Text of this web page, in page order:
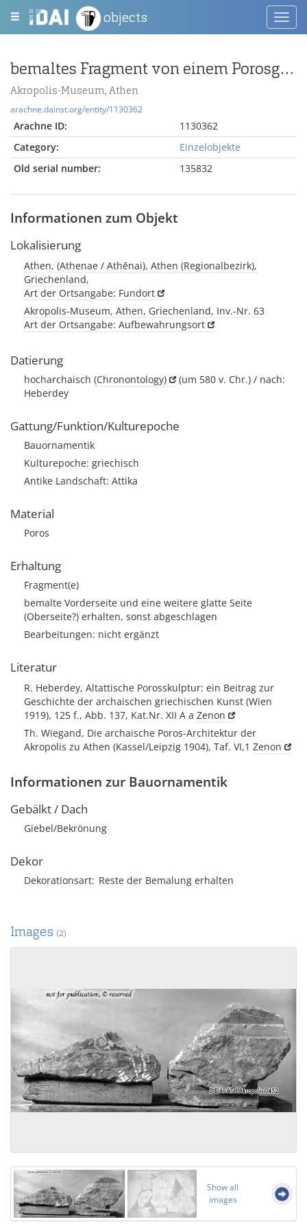
objects
bemaltes Fragment von einem Porosgiebel
Akropolis-Museum, Athen
arachne.dainst.org/entity/1130362
Arachne ID:
1130362
Category:
Einzelobjekte
Old serial number:
135832
Informationen zum Objekt
Lokalisierung
Athen, (Athenae / Athēnai), Athen (Regionalbezirk),
Griechenland,
Art der Ortsangabe: Fundort
Akropolis-Museum, Athen, Griechenland, Inv.-Nr. 63
Art der Ortsangabe: Aufbewahrungsort
Datierung
hocharchaisch (Chronontology)
(um 580 v. Chr.) / nach:
Heberdey
Gattung/Funktion/Kulturepoche
Bauornamentik
Kulturepoche: griechisch
Antike Landschaft: Attika
Material
Poros
Erhaltung
Fragment(e)
bemalte Vorderseite und eine weitere glatte Seite
(Oberseite?) erhalten, sonst abgeschlagen
Bearbeitungen: nicht ergänzt
Literatur
R. Heberdey, Altattische Porosskulptur: ein Beitrag zur
Geschichte der archaischen griechischen Kunst (Wien
1919), 125 f., Abb. 137, Kat.Nr. XII A a Zenon
Th. Wiegand, Die archaische Poros-Architektur der
Akropolis zu Athen (Kassel/Leipzig 1904), Taf. VI,1 Zenon
Informationen zur Bauornamentik
Gebälkt / Dach
Giebel/Bekrönung
Dekor
Dekorationsart Reste der Bemalung erhalten
Images (2)
Show all
images